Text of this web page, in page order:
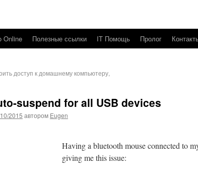
Online Полезные ссылки IT Помощь Пролог
доступ к домашнему компьютеру,
suspend for all USB devices
2015 автором Eugen
Having a bluetooth mouse connected to
giving me this issue: